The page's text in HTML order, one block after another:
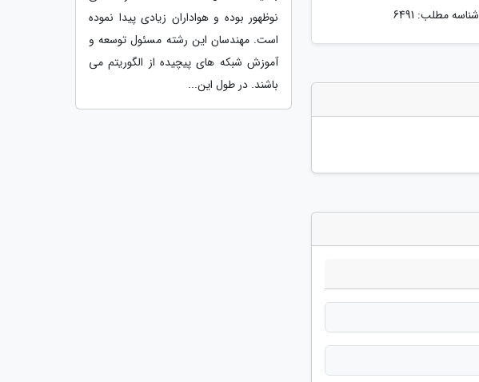
شناسه مطلب: 6491
نوظهور بوده و هواداران زیادی پیدا نموده
است. مهندسان این رشته مسئول توسعه و
آموزش شبکه های پیچیده از الگوریتم می
باشند. در طول این...